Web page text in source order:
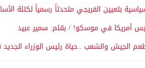
بتعيين الفريجي متحدثاً رسمياً لكتلة
أمريكا في موسكو! / بقلم: سمير عبيد
الجيش والشعب ..حياة رئيس الوزراء